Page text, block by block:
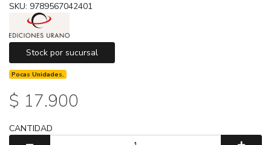
SKU: 9789567042401
Stock por sucursal
Pocas Unidades.
$ 17.900
CANTIDAD